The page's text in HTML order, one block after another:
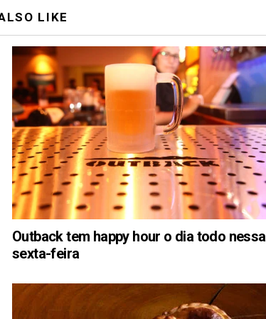
LIKE
Outback tem happy hour o dia todo nessa
sexta-feira